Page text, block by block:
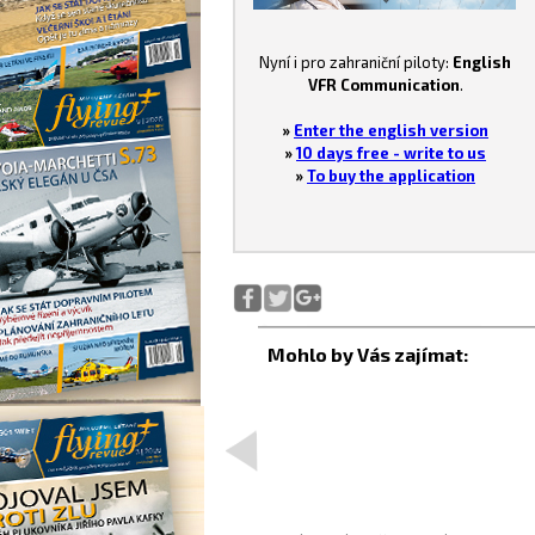
Nyní i pro zahraniční piloty: English
VFR Communication.
» Enter the english version
»10 days free - write to us
»To buy the application